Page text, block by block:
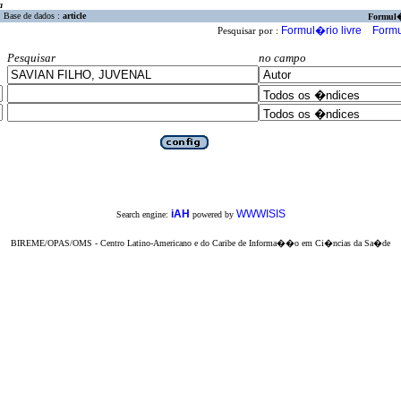
Base de dados : article
Pesquisar por : Formul�rio livre
Pesquisar
no campo
Search engine: iAH powered by WWWISIS
BIREME/OPAS/OMS - Centro Latino-Americano e do Caribe de Informa��o em Ci�ncias da Sa�de